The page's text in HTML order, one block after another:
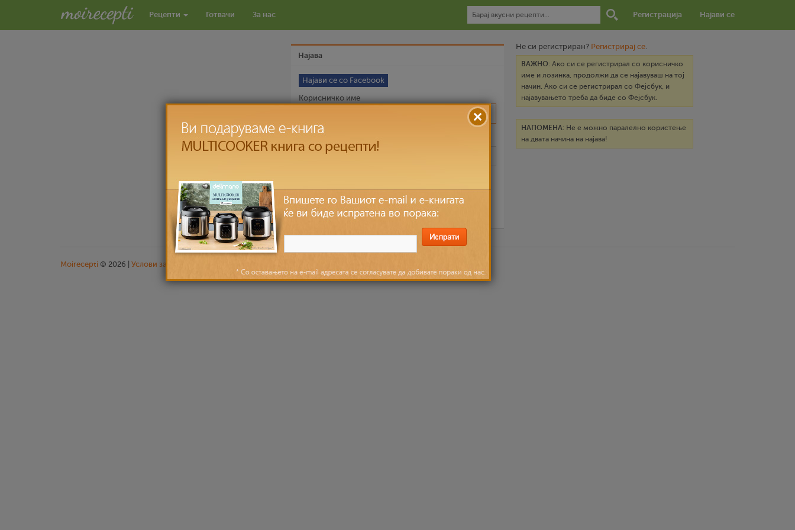
Рецепти Готвачи За нас Регистрација Најави се
Најава
Не си регистриран? Регистрирај се.
ВАЖНО: Ако си се регистрирал со корисничко
име и лозинка, продолжи да се најавуваш на тој
начин. Ако си се регистрирал со Фејсбук, и
најавувањето треба да биде со Фејсбук.
НАПОМЕНА: Не е можно паралелно користење
на двата начина на најава!
Најави се со Facebook
Корисничко име
Ја заборави лозинката?
Moirecepti © 2026 | Услови за користење